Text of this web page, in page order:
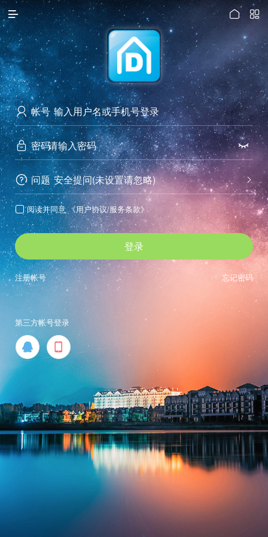

访问电脑版
 

 帐号
 密码 
 问题 
安全提问(未设置请忽略)
 阅读并同意 《用户协议/服务条款》
登录
忘记密码
注册帐号
第三方帐号登录
 